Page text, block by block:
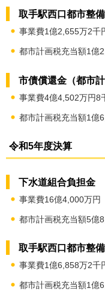
取手駅西口都市整
事業費1億2,655万2千
都市計画税充当額1億
市債償還金（都市計
事業費4億4,502万円8
都市計画税充当額1億
令和5年度決算
下水道組合負担金
事業費16億4,000万円
都市計画税充当額5億
取手駅西口都市整
事業費1億6,858万2千
都市計画税充当額1億